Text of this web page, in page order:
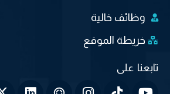
وظائف خالية
خريطة الموقع